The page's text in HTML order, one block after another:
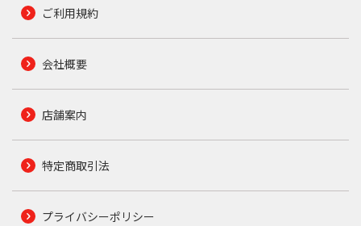
ご利用規約
会社概要
店舗案内
特定商取引法
プライバシーポリシー